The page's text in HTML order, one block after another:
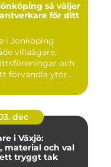
så väljer
för ditt
i Jönköping
villaägare,
och
förvandla ytor...
dec
i Växjö:
material och val
tryggt tak